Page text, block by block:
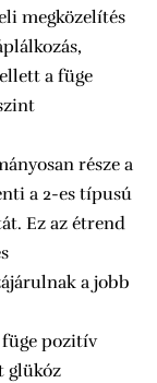
megközelítés
a füge
része a
a 2-es típusú
Ez az étrend
a jobb
pozitív
glükóz